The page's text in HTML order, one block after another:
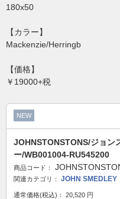
180x50
【カラー】
Mackenzie/Herringb
【価格】
￥19000+税
NEW
JOHNSTONSTONS/ジョン
ー/WB001004-RU545200
商品コード：
関連カテゴリ： JOHN SMEDLEY
通常価格(税込)： 20,520 円